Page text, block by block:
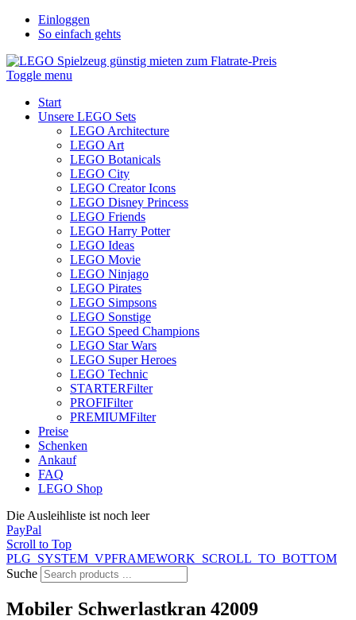
Einloggen
So einfach gehts
Toggle menu
Start
Unsere LEGO Sets
LEGO Architecture
LEGO Art
LEGO Botanicals
LEGO City
LEGO Creator Icons
LEGO Disney Princess
LEGO Friends
LEGO Harry Potter
LEGO Ideas
LEGO Movie
LEGO Ninjago
LEGO Pirates
LEGO Simpsons
LEGO Sonstige
LEGO Speed Champions
LEGO Star Wars
LEGO Super Heroes
LEGO Technic
STARTERFilter
PROFIFilter
PREMIUMFilter
Preise
Schenken
Ankauf
FAQ
LEGO Shop
Die Ausleihliste ist noch leer
PayPal
Scroll to Top
PLG_SYSTEM_VPFRAMEWORK_SCROLL_TO_BOTTOM
Suche
Mobiler Schwerlastkran 42009